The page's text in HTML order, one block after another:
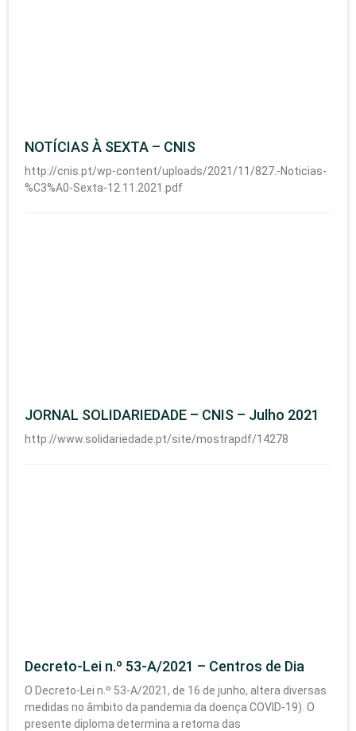
NOTÍCIAS À SEXTA – CNIS
http://cnis.pt/wp-content/uploads/2021/11/827.-Noticias-
%C3%A0-Sexta-12.11.2021.pdf
JORNAL SOLIDARIEDADE – CNIS – Julho 2021
http://www.solidariedade.pt/site/mostrapdf/14278
Decreto-Lei n.º 53-A/2021 – Centros de Dia
O Decreto-Lei n.º 53-A/2021, de 16 de junho, altera diversas
medidas no âmbito da pandemia da doença COVID-19). O
presente diploma determina a retoma das